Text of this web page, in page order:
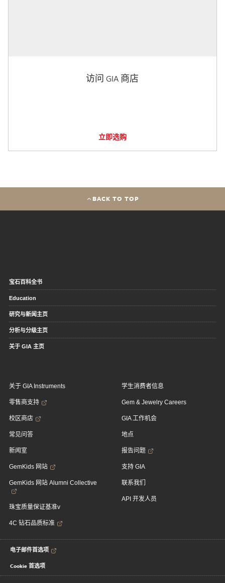
访问 GIA 商店
立即选购
BACK TO TOP
宝石百科全书
Education
研究与新闻主页
分析与分级主页
关于 GIA 主页
关于 GIA Instruments
零售商支持
校区商店
常见问答
新闻室
GemKids 网站
GemKids 网站 Alumni Collective
珠宝质量保证基准v
4C 钻石品质标准
学生消费者信息
Gem & Jewelry Careers
GIA 工作机会
地点
报告问题
支持 GIA
联系我们
API 开发人员
电子邮件首选项
Cookie 首选项